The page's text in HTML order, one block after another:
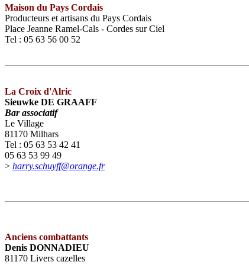
Maison du Pays Cordais
Producteurs et artisans du Pays Cordais
Place Jeanne Ramel-Cals - Cordes sur Ciel
Tel : 05 63 56 00 52
La Croix d'Alric
Sieuwke DE GRAAFF
Bar associatif
Le Village
81170 Milhars
Tel : 05 63 53 42 41
05 63 53 99 49
> harry.schuyff@orange.fr
Anciens combattants
Denis DONNADIEU
81170 Livers cazelles